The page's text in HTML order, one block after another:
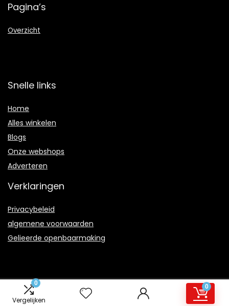
0
Vergelijken
0
Pagina’s
Overzicht
Snelle links
Home
Alles winkelen
Blogs
Onze webshops
Adverteren
Verklaringen
Privacybeleid
algemene voorwaarden
Gelieerde openbaarmaking
2021 © Firststepsrotterdam.nl Alle rechten voorbehouden